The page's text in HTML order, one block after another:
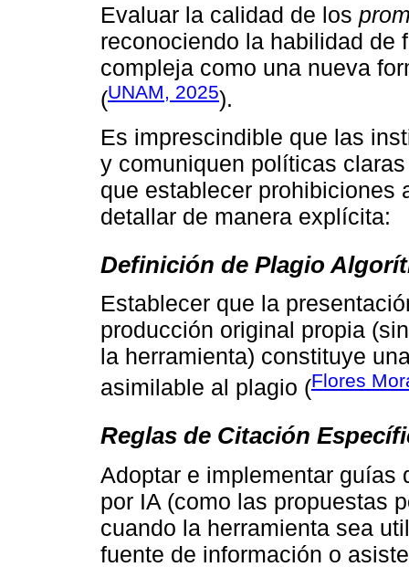
Evaluar la calidad de los
reconociendo la habilidad de
compleja como una nueva
(UNAM, 2025).
Es imprescindible que las
y comuniquen políticas
que establecer prohibiciones
detallar de manera explícita:
Definición de Plagio
Establecer que la
producción original propia
la herramienta) constituye
asimilable al plagio (Flores
Reglas de Citación
Adoptar e implementar guías
por IA (como las propuestas
cuando la herramienta sea
fuente de información o